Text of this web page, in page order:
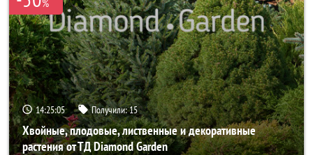
%
14:25:04 Получили:15
Хвойные, плодовые, лиственные и декоративные
растения от ТД Diamond Garden